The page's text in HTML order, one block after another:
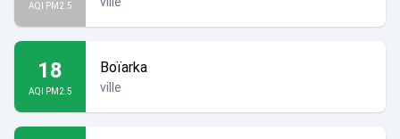
AQI PM2.5
18
AQI PM2.5
Boïarka
ville